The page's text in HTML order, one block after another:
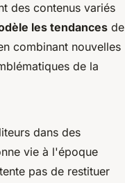
des contenus variés
les tendances de
combinant nouvelles
de la
dans des
vie à l'époque
pas de restituer